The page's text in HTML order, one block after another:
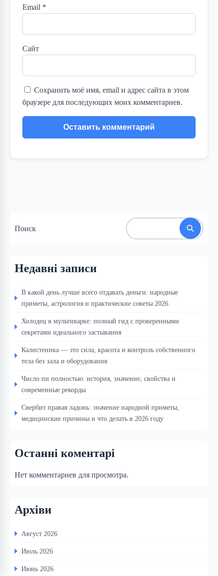
Email *
Сайт
Сохранить моё имя, email и адрес сайта в этом
браузере для последующих моих комментариев.
Поиск
Недавні записи
В какой день лучше всего отдавать деньги: народные
приметы, астрология и практические советы 2026
Холодец в мультиварке: полный гид с проверенными
секретами идеального застывания
Калистеника — это сила, красота и контроль собственного
тела без зала и оборудования
Число пи полностью: история, значение, свойства и
современные рекорды
Свербит правая ладонь: значение народной приметы,
медицинские причины и что делать в 2026 году
Останні коментарі
Нет комментариев для просмотра.
Архіви
Август 2026
Июль 2026
Июнь 2026